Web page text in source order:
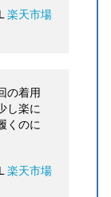
楽天市場
の着用
し楽に
くのに
楽天市場